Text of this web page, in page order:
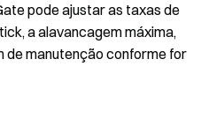
pode ajustar as taxas de
a alavancagem máxima,
de manutenção conforme for